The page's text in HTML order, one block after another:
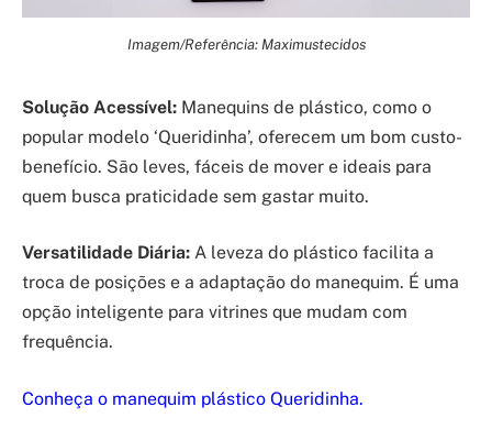
Imagem/Referência: Maximustecidos
Solução Acessível: Manequins de plástico, como o
popular modelo ‘Queridinha’, oferecem um bom custo-
benefício. São leves, fáceis de mover e ideais para
quem busca praticidade sem gastar muito.
Versatilidade Diária: A leveza do plástico facilita a
troca de posições e a adaptação do manequim. É uma
opção inteligente para vitrines que mudam com
frequência.
Conheça o manequim plástico Queridinha.